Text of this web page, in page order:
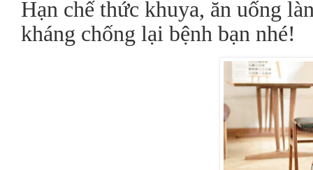
Hạn chế thức khuya, ăn uống
kháng chống lại bệnh bạn nhé!